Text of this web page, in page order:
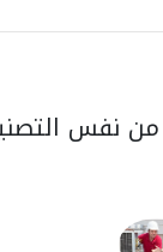
من نفس